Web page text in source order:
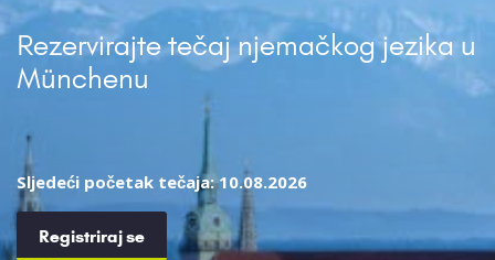
Rezervirajte tečaj njemačkog jezika u
Münchenu
Sljedeći početak tečaja: 10.08.2026
Registriraj se